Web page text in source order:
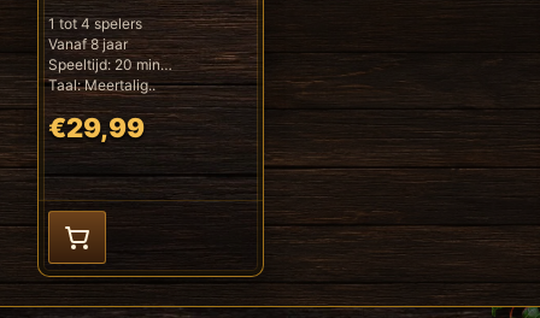
1 tot 4 spelers
Vanaf 8 jaar
Speeltijd: 20 min
Taal: Meertalig..
€29,99